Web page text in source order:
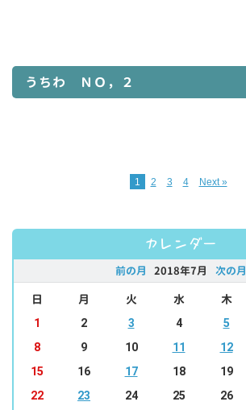
うちわ ＮＯ，２
1 2 3 4 Next »
カレンダー
前の月 2018年7月 次の月
日 月 火 水 木
1 2 3 4 5
8
9 10 11 12
15
16 17 18 19
22
23 24 25 26